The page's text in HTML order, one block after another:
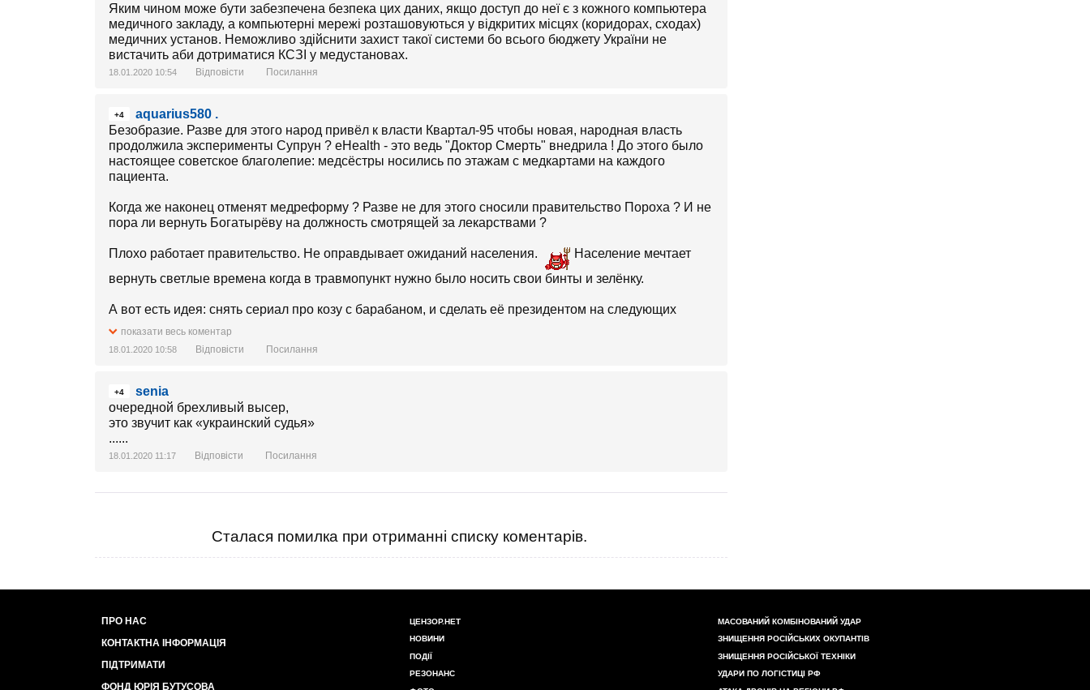
Яким чином може бути забезпечена безпека цих даних, якщо доступ до неї є з кожного компьютера
медичного закладу, а компьютерні мережі розташовуються у відкритих місцях (коридорах, сходах)
медичних установ. Неможливо здійснити захист такої системи бо всього бюджету України не
вистачить аби дотриматися КСЗІ у медустановах.
18.01.2020 10:54 Відповісти Посилання
+4
aquarius580 .
Безобразие. Разве для этого народ привёл к власти Квартал-95 чтобы новая, народная власть
продолжила эксперименты Супрун ? eHealth - это ведь "Доктор Смерть" внедрила ! До этого было
настоящее советское благолепие: медсёстры носились по этажам с медкартами на каждого
пациента.
Когда же наконец отменят медреформу ? Разве не для этого сносили правительство Пороха ? И не
пора ли вернуть Богатырёву на должность смотрящей за лекарствами ?
Плохо работает правительство. Не оправдывает ожиданий населения.
Население мечтает
вернуть светлые времена когда в травмопункт нужно было носить свои бинты и зелёнку.
А вот есть идея: снять сериал про козу с барабаном, и сделать её президентом на следующих
показати весь коментар
18.01.2020 10:58 Відповісти Посилання
+4
senia
очередной брехливый высер,
это звучит как «украинский судья»
......
18.01.2020 11:17 Відповісти Посилання
Сталася помилка при отриманні списку коментарів.
ПРО НАС
КОНТАКТНА ІНФОРМАЦІЯ
ПІДТРИМАТИ
ФОНД ЮРІЯ БУТУСОВА
ЦЕНЗОР.НЕТ
НОВИНИ
ПОДІЇ
РЕЗОНАНС
МАСОВАНИЙ КОМБІНОВАНИЙ УДАР
ЗНИЩЕННЯ РОСІЙСЬКИХ ОКУПАНТІВ
ЗНИЩЕННЯ РОСІЙСЬКОЇ ТЕХНІКИ
УДАРИ ПО ЛОГІСТИЦІ РФ